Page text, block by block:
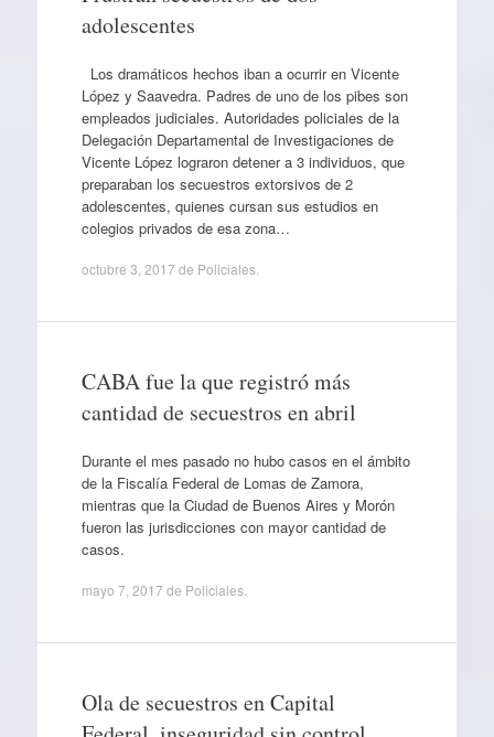
adolescentes
Los dramáticos hechos iban a ocurrir en Vicente
López y Saavedra. Padres de uno de los pibes son
empleados judiciales. Autoridades policiales de la
Delegación Departamental de Investigaciones de
Vicente López lograron detener a 3 individuos, que
preparaban los secuestros extorsivos de 2
adolescentes, quienes cursan sus estudios en
colegios privados de esa zona…
octubre 3, 2017 de Policiales.
CABA fue la que registró más
cantidad de secuestros en abril
Durante el mes pasado no hubo casos en el ámbito
de la Fiscalía Federal de Lomas de Zamora,
mientras que la Ciudad de Buenos Aires y Morón
fueron las jurisdicciones con mayor cantidad de
casos.
mayo 7, 2017 de Policiales.
Ola de secuestros en Capital